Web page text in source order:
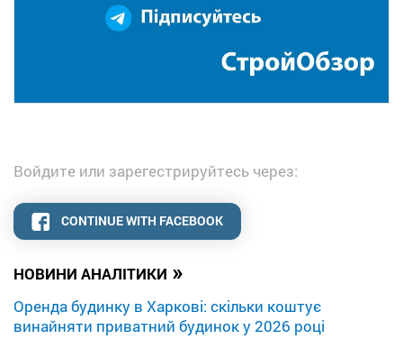
НОВИНИ АНАЛІТИКИ »
Оренда будинку в Харкові: скільки коштує
винайняти приватний будинок у 2026 році
Войдите или зарегестрируйтесь через:
CONTINUE WITH FACEBOOK